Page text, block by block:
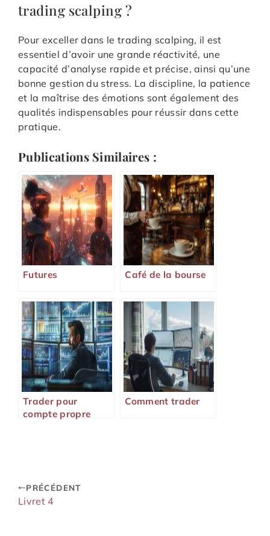
trading scalping ?
Pour exceller dans le trading scalping, il est
essentiel d’avoir une grande réactivité, une
capacité d’analyse rapide et précise, ainsi qu’une
bonne gestion du stress. La discipline, la patience
et la maîtrise des émotions sont également des
qualités indispensables pour réussir dans cette
pratique.
Publications Similaires :
Futures Café de la bourse
Trader pour
compte propre
Comment trader
PRÉCÉDENT
Livret 4